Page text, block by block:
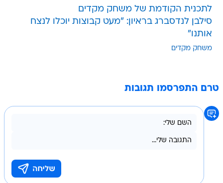
לתכנית הקודמת של משחק מקדים
סילבן לנדסברג בראיון: "מעט קבוצות יוכלו לנצח
אותנו"
משחק מקדים
טרם התפרסמו תגובות